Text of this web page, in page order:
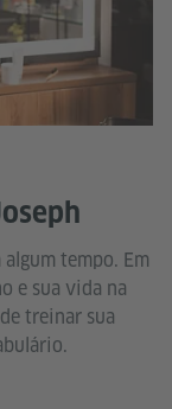
tempo. Em
e sua vida na
treinar sua